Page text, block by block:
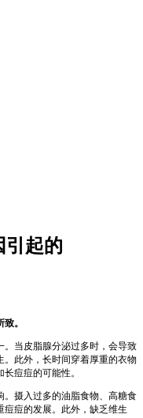
引起的
。
。当皮脂腺分泌过多时，会导致
此外，长时间穿着厚重的衣物
痘痘的可能性。
。摄入过多的油脂食物、高糖食
痘的发展。此外，缺乏维生